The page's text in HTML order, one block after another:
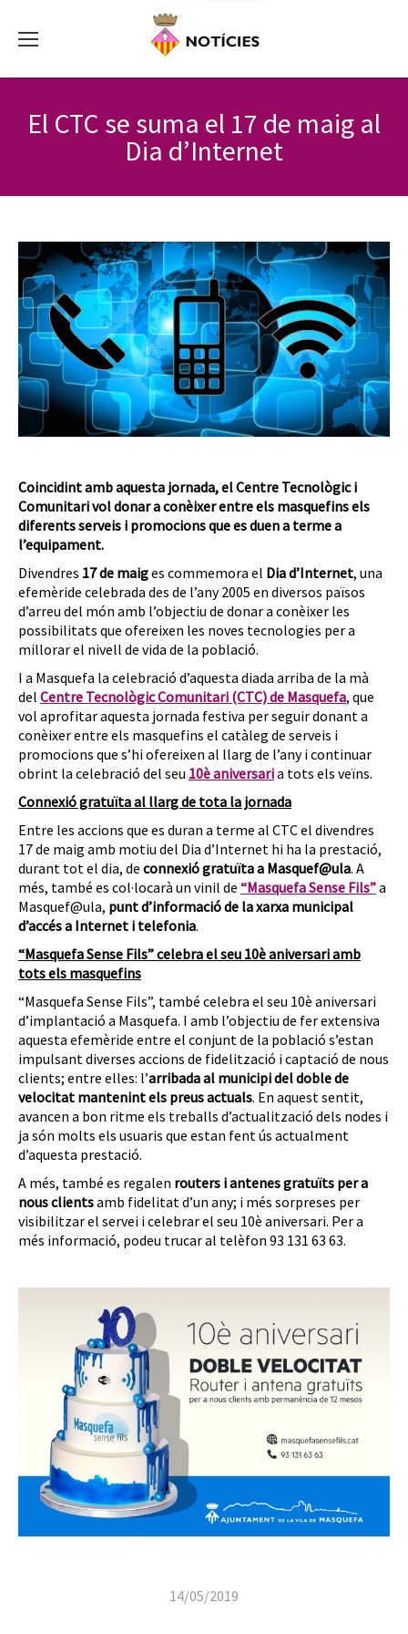
El CTC se suma el 17 de maig al
Dia d’Internet
Coincidint amb aquesta jornada, el Centre Tecnològic i
Comunitari vol donar a conèixer entre els masquefins els
diferents serveis i promocions que es duen a terme a
l’equipament.
Divendres 17 de maiges commemora el Dia d’Internet, una
efemèride celebrada des de l’any 2005 en diversos països
d’arreu del món amb l’objectiu de donar a conèixer les
possibilitats que ofereixen les noves tecnologies per a
millorar el nivell de vida de la població.
I a Masquefa la celebració d’aquesta diada arriba de la mà
del Centre Tecnològic Comunitari (CTC) de Masquefa, que
vol aprofitar aquesta jornada festiva per seguir donant a
conèixer entre els masquefins el catàleg de serveis i
promocions que s’hi ofereixen al llarg de l’any i continuar
obrint la celebració del seu 10è aniversaria tots els veïns.
Connexió gratuïta al llarg de tota la jornada
Entre les accions que es duran a terme al CTC el divendres
17 de maig amb motiu del Dia d’Internet hi ha la prestació,
durant tot el dia, de connexió gratuïta a Masquef@ula. A
més, també es col·locarà un vinil de “Masquefa Sense Fils”a
Masquef@ula, punt d’informació de la xarxa municipal
d’accés a Internet i telefonia.
“Masquefa Sense Fils” celebra el seu 10è aniversari amb
tots els masquefins
“Masquefa Sense Fils”, també celebra el seu 10è aniversari
d’implantació a Masquefa. I amb l’objectiu de fer extensiva
aquesta efemèride entre el conjunt de la població s’estan
impulsant diverses accions de fidelització i captació de nous
clients; entre elles: l’arribada al municipi del doble de
velocitat mantenint els preus actuals. En aquest sentit,
avancen a bon ritme els treballs d’actualització dels nodes i
ja són molts els usuaris que estan fent ús actualment
d’aquesta prestació.
A més, també es regalen routers i antenes gratuïts per a
nous clientsamb fidelitat d’un any; i més sorpreses per
visibilitzar el servei i celebrar el seu 10è aniversari. Per a
més informació, podeu trucar al telèfon 93 131 63 63.
14/05/2019